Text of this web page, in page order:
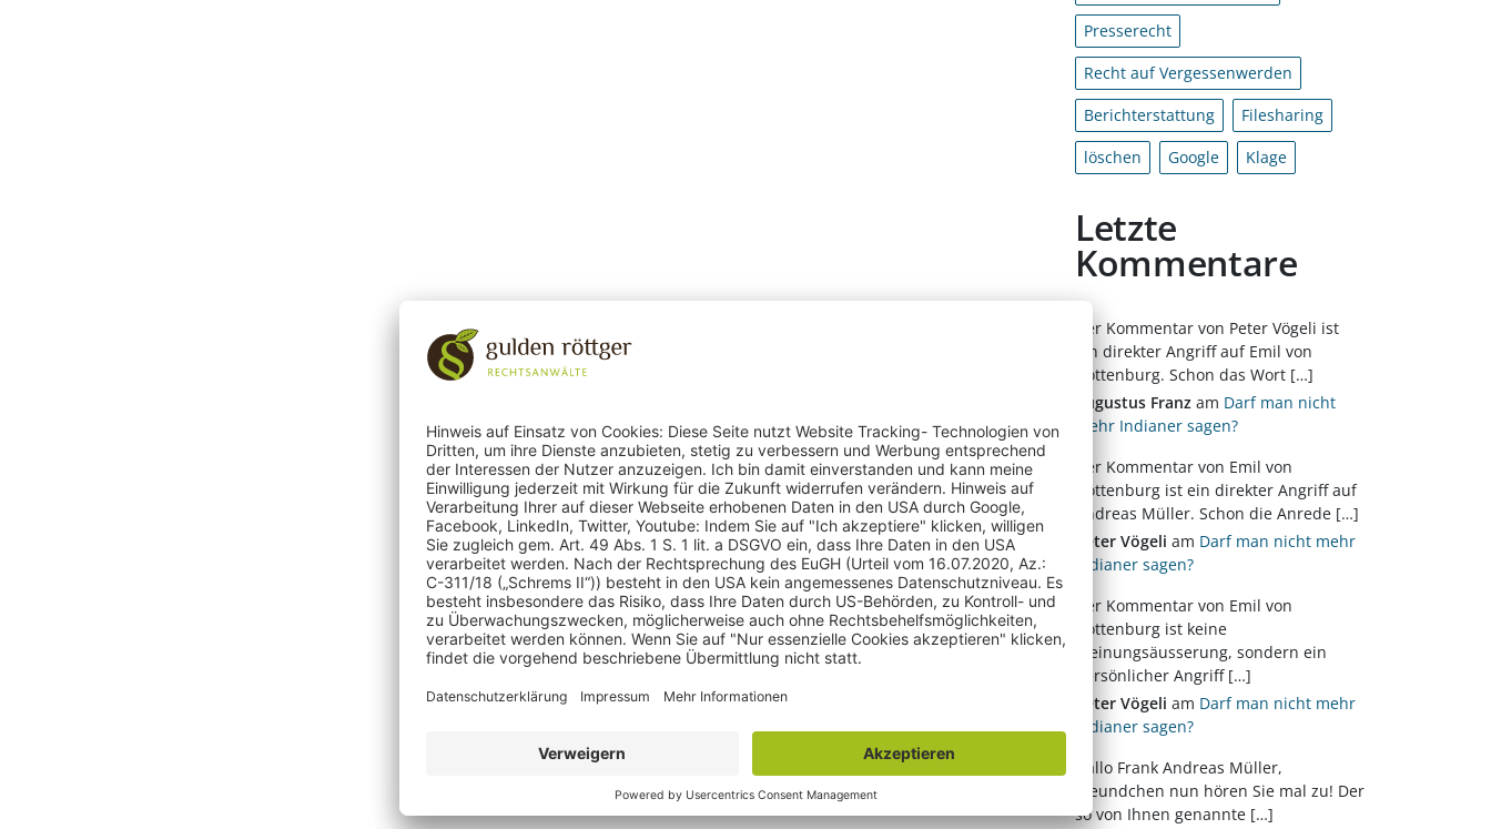
Presserecht
Recht auf Vergessenwerden
Berichterstattung
Filesharing
löschen
Google Klage
Letzte
Kommentare
Der Kommentar von Peter Vögeli ist
ein direkter Angriff auf Emil von
Göttenburg. Schon das Wort […]
Augustus Franz am Darf man nicht
mehr Indianer sagen?
Der Kommentar von Emil von
Göttenburg ist ein direkter Angriff auf
Andreas Müller. Schon die Anrede […]
Peter Vögeli am Darf man nicht mehr
Indianer sagen?
Der Kommentar von Emil von
Göttenburg ist keine
Meinungsäusserung, sondern ein
persönlicher Angriff […]
Peter Vögeli am Darf man nicht mehr
Indianer sagen?
Hallo Frank Andreas Müller,
Freundchen nun hören Sie mal zu! Der
so von Ihnen genannte […]